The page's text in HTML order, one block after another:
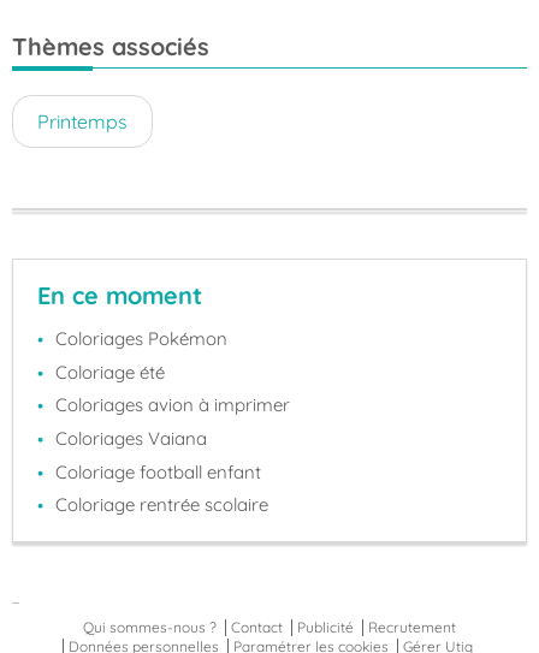
Thèmes associés
Printemps
En ce moment
Coloriages Pokémon
Coloriage été
Coloriages avion à imprimer
Coloriages Vaiana
Coloriage football enfant
Coloriage rentrée scolaire
Qui sommes-nous ?
Contact Publicité
Recrutement
Données personnelles
Paramétrer les cookies Gérer Utiq